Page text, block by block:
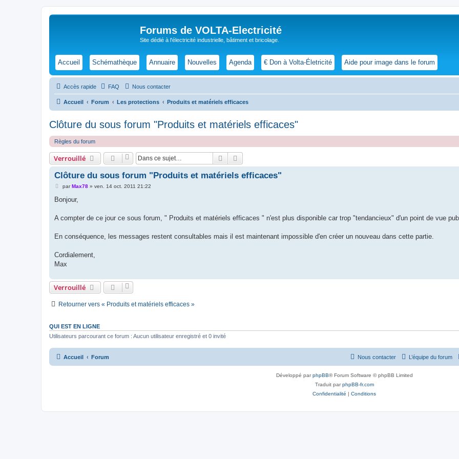
Forums de VOLTA-Electricité
Site dédié à l'électricité industrielle, bâtiment et bricolage.
Accueil Schémathèque Annuaire Nouvelles Agenda € Don à Volta-Életricité Aide pour image dans le forum
Accès rapide FAQ Nous contacter
Accueil Forum Les protections Produits et matériels efficaces
Clôture du sous forum "Produits et matériels efficaces"
Règles du forum
Verrouillé Rechercher
Clôture du sous forum "Produits et matériels efficaces"
M
s
g
parMax78» ven. 14 oct. 2011 21:22
Bonjour,
A compter de ce jour ce sous forum, " Produits et matériels efficaces " n'est plus disponible car trop "tendancieux" d'un point de vue
En conséquence, les messages restent consultables mais il est maintenant impossible d'en créer un nouveau dans cette partie.
Cordialement,
Max
Verrouillé
Retourner vers « Produits et matériels efficaces »
QUI EST EN LIGNE
Utilisateurs parcourant ce forum : Aucun utilisateur enregistré et 0 invité
Accueil Forum L’équipe du forum
Nous contacter
Développé parphpBB® Forum Software © phpBB Limited
Traduit parphpBB-fr.com
Confidentialité | Conditions